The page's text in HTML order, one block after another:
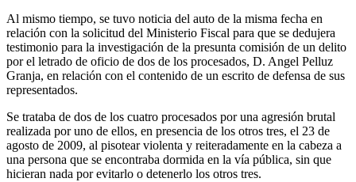
Al mismo tiempo, se tuvo noticia del auto de la misma fecha en
relación con la solicitud del Ministerio Fiscal para que se dedujera
testimonio para la investigación de la presunta comisión de un delito
por el letrado de oficio de dos de los procesados, D. Angel Pelluz
Granja, en relación con el contenido de un escrito de defensa de sus
representados.
Se trataba de dos de los cuatro procesados por una agresión brutal
realizada por uno de ellos, en presencia de los otros tres, el 23 de
agosto de 2009, al pisotear violenta y reiteradamente en la cabeza a
una persona que se encontraba dormida en la vía pública, sin que
hicieran nada por evitarlo o detenerlo los otros tres.